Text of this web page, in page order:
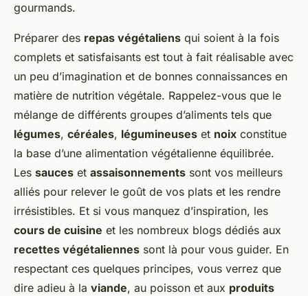
gourmands.
Préparer des repas végétaliens qui soient à la fois
complets et satisfaisants est tout à fait réalisable avec
un peu d’imagination et de bonnes connaissances en
matière de nutrition végétale. Rappelez-vous que le
mélange de différents groupes d’aliments tels que
légumes, céréales, légumineuses et noix constitue
la base d’une alimentation végétalienne équilibrée.
Les sauces et assaisonnements sont vos meilleurs
alliés pour relever le goût de vos plats et les rendre
irrésistibles. Et si vous manquez d’inspiration, les
cours de cuisine et les nombreux blogs dédiés aux
recettes végétaliennes sont là pour vous guider. En
respectant ces quelques principes, vous verrez que
dire adieu à la viande, au poisson et aux produits